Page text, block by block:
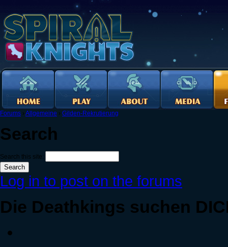
Forums › Allgemeine › Gilden-Rekrutierung
Search
Search this site:
Log in to post on the forums
Die Deathkings suchen